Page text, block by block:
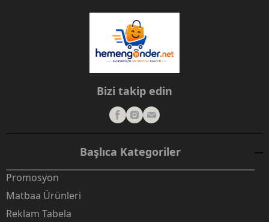
Bizi takip edin
Başlıca Kategoriler
Promosyon
Matbaa Ürünleri
Reklam Tabela